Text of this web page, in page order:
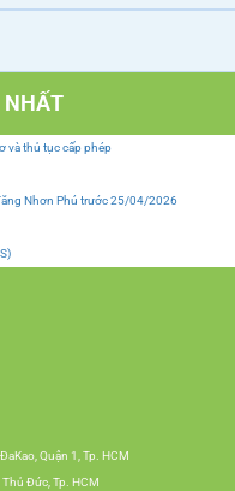
NHẤT
và thủ tục cấp phép
Nhơn Phú trước 25/04/2026
Quận 1, Tp. HCM
Đức, Tp. HCM